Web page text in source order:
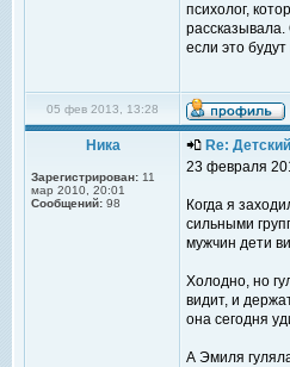
психолог,
если это
05 фев 2013, 13:28
Ника
Зарегистрирован: 11
мар 2010, 20:01
Сообщений: 98
Re:
23 февраля
Когда я
сильными
мужчин дети
Холодно, но
видит, и
она сегодня
А Эмиля